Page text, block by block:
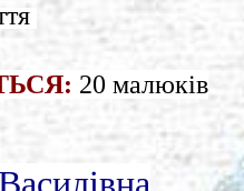
20 малюків